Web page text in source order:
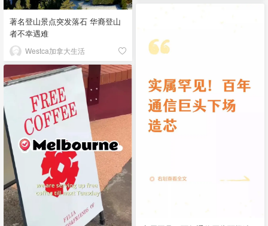
著名登山景点突发落石 华裔登山
者不幸遇难
Westca加拿大生活